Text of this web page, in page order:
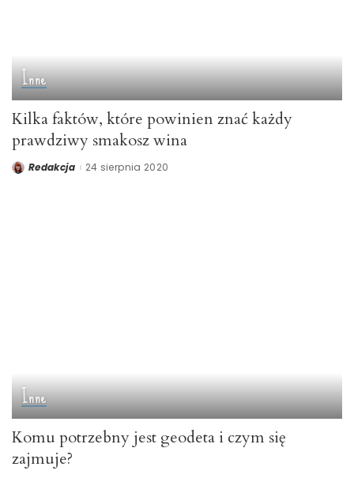
Inne
Kilka faktów, które powinien znać każdy
prawdziwy smakosz wina
PostedRedakcja 24 sierpnia 2020
Inne
Komu potrzebny jest geodeta i czym się
zajmuje?